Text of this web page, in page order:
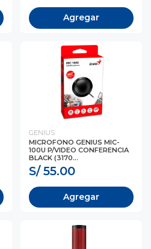
Agregar
GENIUS
MICROFONO GENIUS MIC-
100U P/VIDEO CONFERENCIA
BLACK (3170...
S/ 55.00
Agregar